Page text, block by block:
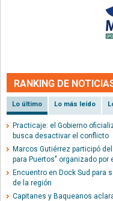
RANKING DE
Lo último Lo más leído
Practicaje: el Gobierno
busca desactivar el conflicto
Marcos Gutiérrez participó
para Puertos" organizado por
Encuentro en Dock Sud para
de la región
Capitanes y Baqueanos